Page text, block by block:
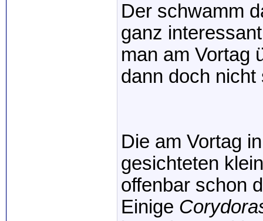
Der schwamm
ganz
man am Vortag
dann doch nicht
Die am Vortag
gesichteten
offenbar schon
Einige